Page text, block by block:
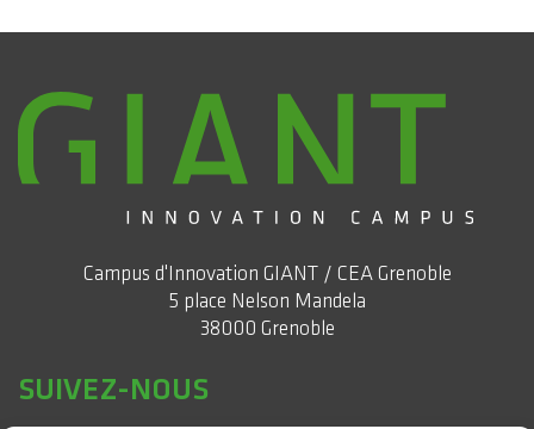
Campus d'Innovation GIANT / CEA Grenoble
5 place Nelson Mandela
38000 Grenoble
SUIVEZ-NOUS